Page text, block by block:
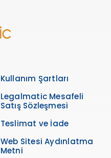
Kullanım Şartları
Legalmatic Mesafeli
Satış Sözleşmesi
Teslimat ve İade
Web Sitesi Aydınlatma
Metni